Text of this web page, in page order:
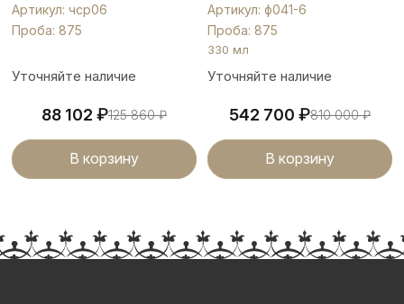
Артикул: чср06
Проба: 875
Уточняйте наличие
88 102 ₽125 860₽
В корзину
Артикул: ф041-6
Проба: 875
330 мл
Уточняйте наличие
542 700 ₽810 000₽
В корзину